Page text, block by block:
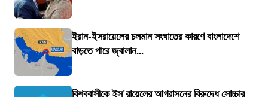
ইরান-ইসরায়েলের চলমান সংঘাতের কারণে বাংলাদেশে
বাড়তে পারে জ্বালান...
বিশ্ববাসীকে ইস'রায়েলের আগ্রাসনের বিরুদ্ধে সোচ্চার